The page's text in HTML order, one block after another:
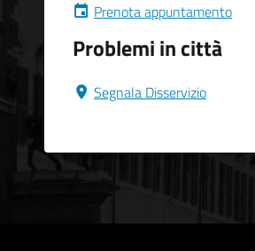
Prenota appuntamento
Problemi in città
Segnala Disservizio